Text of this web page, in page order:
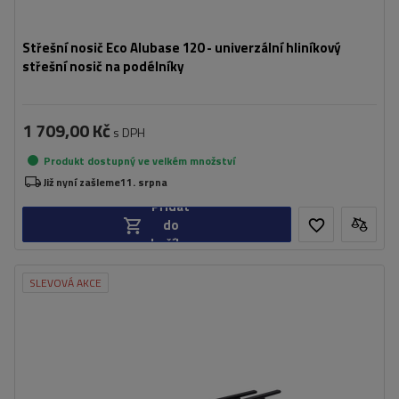
Střešní nosič Eco Alubase 120 - univerzální hliníkový
střešní nosič na podélníky
1 709,00 Kč s DPH
Produkt dostupný ve velkém množství
Již nyní zašleme11. srpna
Přidat
do
košíku
SLEVOVÁ AKCE